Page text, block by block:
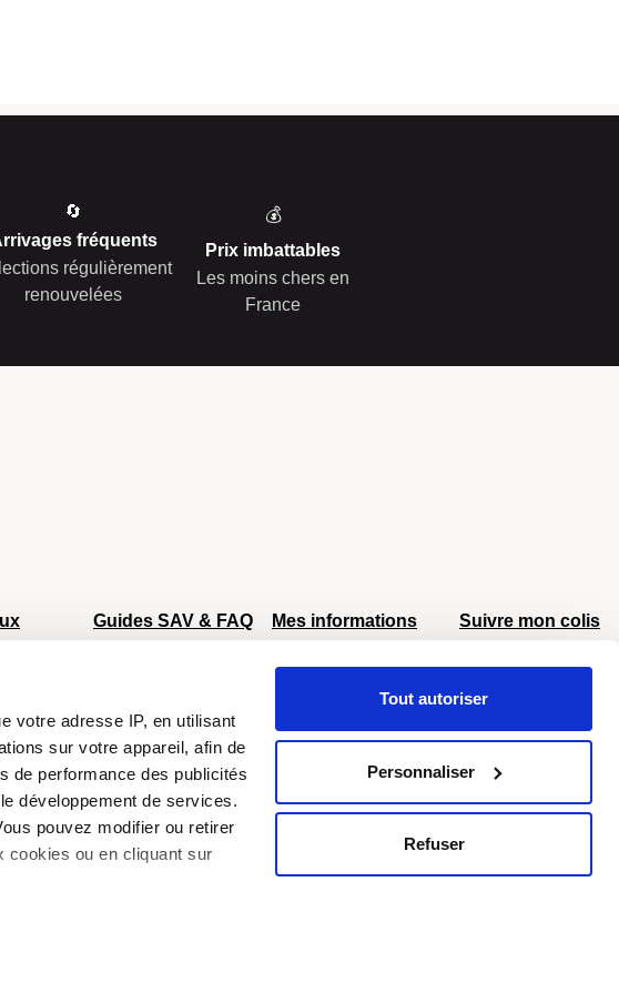
votre adresse IP, en utilisant
sur votre appareil, afin de
de performance des publicités
développement de services.
pouvez modifier ou retirer
cookies ou en cliquant sur
être précises à plusieurs
Tout autoriser
Personnaliser
Refuser
🔄
fréquents
régulièrement
renouvelées
💰
Prix imbattables
Les moins chers en
France
Youtube
Guides SAV & FAQ
SAV Samsonite
Dégâts
aéroportuaires
Mes informations
Retour et échange
dès 40€
Suivre mon colis